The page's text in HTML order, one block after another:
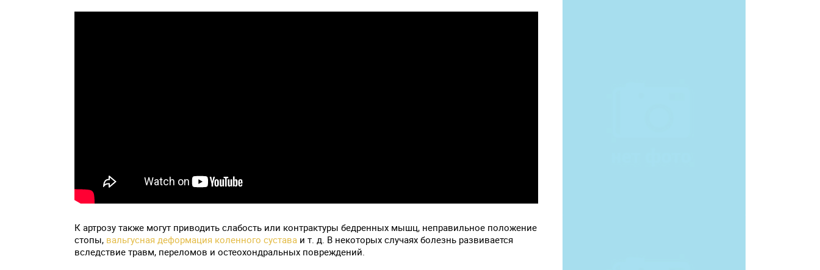
К артрозу также могут приводить слабость или контрактуры бедренных мышц, неправильное положение
стопы, вальгусная деформация коленного сустава и т. д. В некоторых случаях болезнь развивается
вследствие травм, переломов и остеохондральных повреждений.